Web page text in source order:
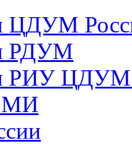
ЦДУМ
РДУМ
РИУ ЦДУМ